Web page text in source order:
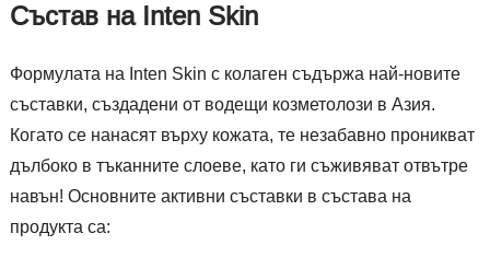
Състав на Inten Skin
Формулата на Inten Skin с колаген съдържа най-новите
съставки, създадени от водещи козметолози в Азия.
Когато се нанасят върху кожата, те незабавно проникват
дълбоко в тъканните слоеве, като ги съживяват отвътре
навън! Основните активни съставки в състава на
продукта са: